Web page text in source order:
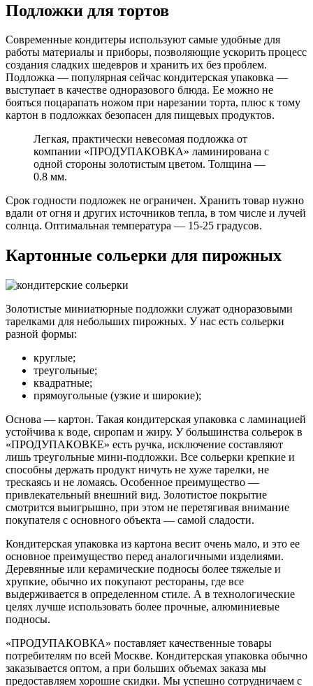
Подложки для тортов
Современные кондитеры используют самые удобные для
работы материалы и приборы, позволяющие ускорить процесс
создания сладких шедевров и хранить их без проблем.
Подложка — популярная сейчас кондитерская упаковка —
выступает в качестве одноразового блюда. Ее можно не
бояться поцарапать ножом при нарезании торта, плюс к тому
картон в подложках безопасен для пищевых продуктов.
Легкая, практически невесомая подложка от
компании «ПРОДУПАКОВКА» ламинирована с
одной стороны золотистым цветом. Толщина —
0.8 мм.
Срок годности подложек не ограничен. Хранить товар нужно
вдали от огня и других источников тепла, в том числе и лучей
солнца. Оптимальная температура — 15-25 градусов.
Картонные сольерки для пирожных
Золотистые миниатюрные подложки служат одноразовыми
тарелками для небольших пирожных. У нас есть сольерки
разной формы:
круглые;
треугольные;
квадратные;
прямоугольные (узкие и широкие);
Основа — картон. Такая кондитерская упаковка с ламинацией
устойчива к воде, сиропам и жиру. У большинства сольерок в
«ПРОДУПАКОВКЕ» есть ручка, исключение составляют
лишь треугольные мини-подложки. Все сольерки крепкие и
способны держать продукт ничуть не хуже тарелки, не
трескаясь и не ломаясь. Особенное преимущество —
привлекательный внешний вид. Золотистое покрытие
смотрится выигрышно, при этом не перетягивая внимание
покупателя с основного объекта — самой сладости.
Кондитерская упаковка из картона весит очень мало, и это ее
основное преимущество перед аналогичными изделиями.
Деревянные или керамические подносы более тяжелые и
хрупкие, обычно их покупают рестораны, где все
выдерживается в определенном стиле. А в технологические
целях лучше использовать более прочные, алюминиевые
подносы.
«ПРОДУПАКОВКА» поставляет качественные товары
потребителям по всей Москве. Кондитерская упаковка обычно
заказывается оптом, а при больших объемах заказа мы
предоставляем хорошие скидки. Мы успешно сотрудничаем с